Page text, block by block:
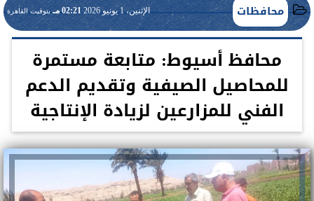
محافظات الإثنين، 1 يونيو 2026 02:21 مـ بتوقيت القاهرة
محافظ أسيوط: متابعة مستمرة
للمحاصيل الصيفية وتقديم الدعم
الفني للمزارعين لزيادة الإنتاجية